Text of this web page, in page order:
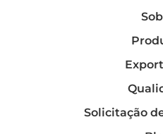
Solicitação